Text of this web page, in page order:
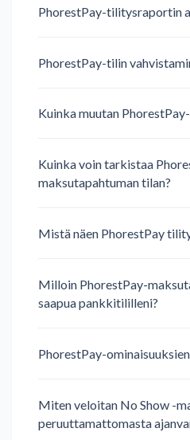
PhorestPay-tilitysraportin
PhorestPay-tilin
Kuinka muutan
Kuinka voin tarkistaa
maksutapahtuman tilan?
Mistä näen PhorestPay
Milloin PhorestPay-
saapua pankkitililleni?
PhorestPay-
Miten veloitan No Show -
peruuttamattomasta